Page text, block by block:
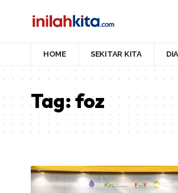
HOME SEKITAR KITA
Tag:foz